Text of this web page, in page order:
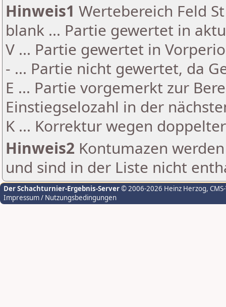
Hinweis1 Wertebereich Feld
blank ... Partie gewertet in
V ... Partie gewertet in
- ... Partie nicht gewertet, da
E ... Partie vorgemerkt zur
Einstiegselozahl in der
K ... Korrektur wegen
Hinweis2 Kontumazen
und sind in der Liste nicht
Der Schachturnier-Ergebnis-Server© 2006-2026 Heinz Herzog,
Impressum / Nutzungsbedingungen